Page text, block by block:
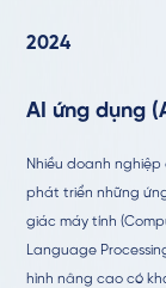
2024
AI ứng dụng
Nhiều doanh
phát triển những
giác máy tính (
Language
hình nâng cao có